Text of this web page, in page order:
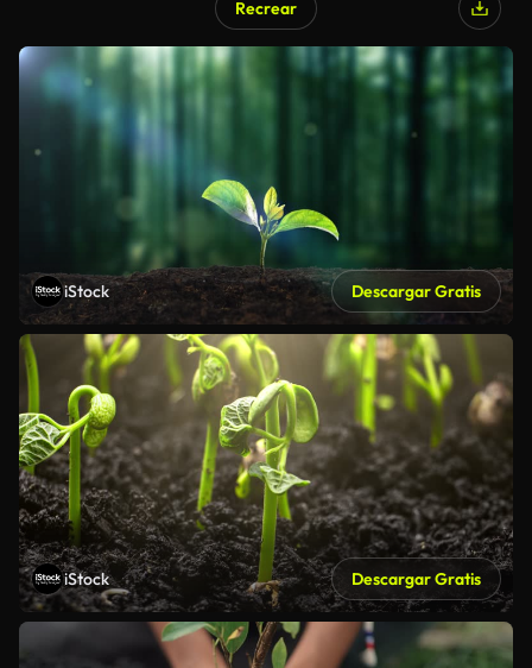
Recrear
iStock Descargar Gratis
iStock Descargar Gratis